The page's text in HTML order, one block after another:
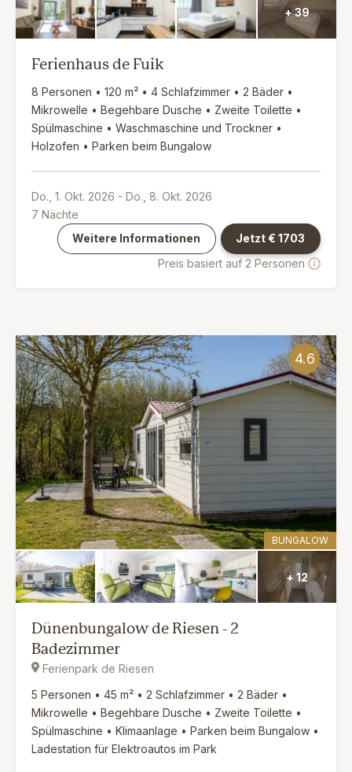
4.6
BUNGALOW
+ 12
Dünenbungalow de Riesen - 2
Badezimmer
Ferienpark de Riesen
5 Personen • 45 m² • 2 Schlafzimmer • 2 Bäder •
Mikrowelle • Begehbare Dusche • Zweite Toilette •
Spülmaschine • Klimaanlage • Parken beim Bungalow •
Ladestation für Elektroautos im Park
+ 39
Ferienhaus de Fuik
8 Personen • 120 m² • 4 Schlafzimmer • 2 Bäder •
Mikrowelle • Begehbare Dusche • Zweite Toilette •
Spülmaschine • Waschmaschine und Trockner •
Holzofen • Parken beim Bungalow
Do., 1. Okt. 2026 - Do., 8. Okt. 2026
7 Nächte
Weitere Informationen
Jetzt €1703
Preis basiert auf 2 Personen